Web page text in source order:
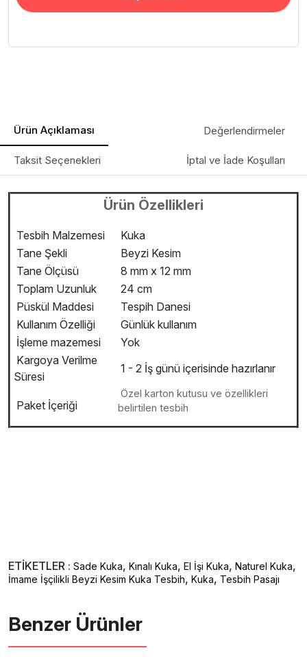
Ürün Açıklaması Değerlendirmeler
Taksit Seçenekleri İptal ve İade Koşulları
Ürün Özellikleri
Tesbih Malzemesi
Kuka
Tane Şekli
Beyzi Kesim
Tane Ölçüsü
8 mm x 12 mm
Toplam Uzunluk
24 cm
Püskül Maddesi
Tespih Danesi
Kullanım Özelliği
Günlük kullanım
İşleme mazemesi
Yok
Kargoya Verilme
Süresi
1 - 2 İş günü içerisinde hazırlanır
Paket İçeriği
Özel karton kutusu ve özellikleri
belirtilen tesbih
ETİKETLER : Sade Kuka, Kınalı Kuka, El İşi Kuka, Naturel Kuka,
İmame İşçilikli Beyzi Kesim Kuka Tesbih, Kuka, Tesbih Pasajı
Benzer Ürünler ️